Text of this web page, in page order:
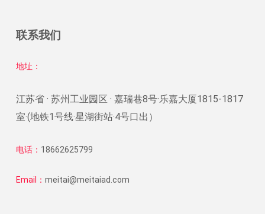
联系我们
地址：
江苏省 · 苏州工业园区 · 嘉瑞巷8号·乐嘉大厦1815-1817
室·(地铁1号线·星湖街站·4号口出）
电话： 18662625799
Email： meitai@meitaiad.com